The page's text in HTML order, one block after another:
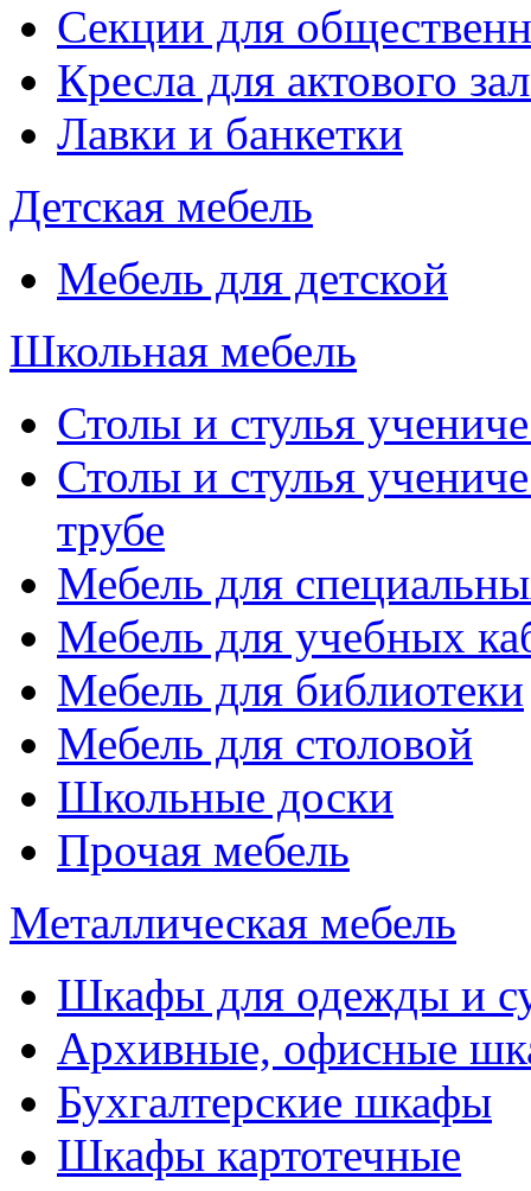
Секции для
Кресла для актового
Лавки и банкетки
Детская мебель
Мебель для детской
Школьная мебель
Столы и стулья
Столы и стулья
трубе
Мебель для
Мебель для учебных
Мебель для библиотеки
Мебель для столовой
Школьные доски
Прочая мебель
Металлическая мебель
Шкафы для одежды и
Архивные, офисные
Бухгалтерские шкафы
Шкафы картотечные